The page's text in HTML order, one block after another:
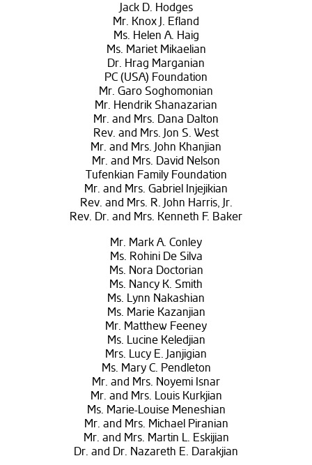
Jack D. Hodges
Mr. Knox J. Efland
Ms. Helen A. Haig
Ms. Mariet Mikaelian
Dr. Hrag Marganian
PC (USA) Foundation
Mr. Garo Soghomonian
Mr. Hendrik Shanazarian
Mr. and Mrs. Dana Dalton
Rev. and Mrs. Jon S. West
Mr. and Mrs. John Khanjian
Mr. and Mrs. David Nelson
Tufenkian Family Foundation
Mr. and Mrs. Gabriel Injejikian
Rev. and Mrs. R. John Harris, Jr.
Rev. Dr. and Mrs. Kenneth F. Baker
Mr. Mark A. Conley
Ms. Rohini De Silva
Ms. Nora Doctorian
Ms. Nancy K. Smith
Ms. Lynn Nakashian
Ms. Marie Kazanjian
Mr. Matthew Feeney
Ms. Lucine Keledjian
Mrs. Lucy E. Janjigian
Ms. Mary C. Pendleton
Mr. and Mrs. Noyemi Isnar
Mr. and Mrs. Louis Kurkjian
Ms. Marie-Louise Meneshian
Mr. and Mrs. Michael Piranian
Mr. and Mrs. Martin L. Eskijian
Dr. and Dr. Nazareth E. Darakjian